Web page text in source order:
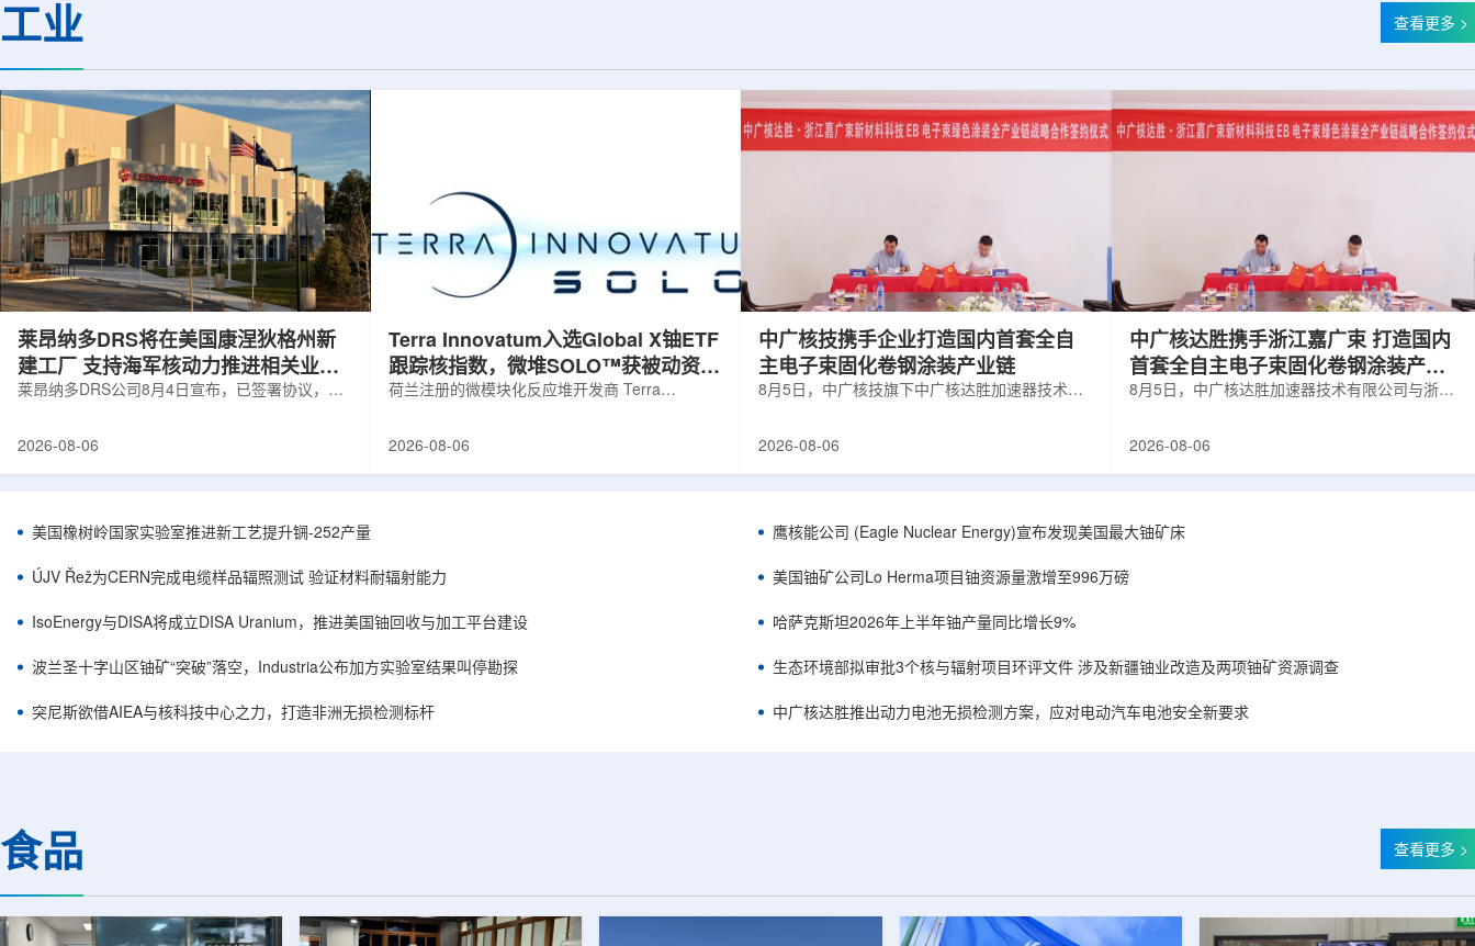
相互作用，它能够几乎不受影响地穿过
等离子体，精确记录初始状态的信息。
克在...
工业 查看更多 >
莱昂纳多DRS将在美国康涅狄格州新
建工厂 支持海军核动力推进相关业务
增长
莱昂纳多DRS公司8月4日宣布，已签署协议，将
并为公司在核能领域的后续增长提供空间和基础
尔德帕克里奇路120号，占地约14.1087万平方英
尺。工厂建成后，将整合目前分布在康涅狄格州
丹伯里和贝瑟尔三个地点的业务。该设施预计于
2027年初投入使用，若最终设计和租户装修工...
2026-08-06
Terra Innovatum入选Global X铀ETF
跟踪核指数，微堆SOLO™获被动资金
曝光
荷兰注册的微模块化反应堆开发商 Terra
Arca: URA，资管超50亿美元)的跟踪基准，本次
与 Cameco、Kazatomprom、Centrus、Oklo、
NuScale、X-energy、三菱重...
2026-08-06
中广核技携手企业打造国内首套全自
主电子束固化卷钢涂装产业链
8月5日，中广核技旗下中广核达胜加速器技术有
规模化量产工艺能力，双方合力建成国内首套全
整产业链，标志我国彩涂行业正式进入无溶剂、
零VOC(挥发性有机化合物)、常温绿色固化新时
代。中广核达胜与浙江嘉广束签署电子束固化卷
钢涂装战略合作协议电子束固化是...
2026-08-06
中广核达胜携手浙江嘉广束 打造国内
首套全自主电子束固化卷钢涂装产业
链
8月5日，中广核达胜加速器技术有限公司与浙江
艺能力，双方合力建成国内首套全流程自主可
标志我国彩涂行业正式进入无溶剂、零VOC(挥发
性有机化合物)、常温绿色固化新时代。▲中广核
2026-08-06
美国橡树岭国家实验室推进新工艺提升锎-252产量
ÚJV Řež为CERN完成电缆样品辐照测试 验证材料耐辐射能力
IsoEnergy与DISA将成立DISA Uranium，推进美国铀回收与加工平台建设
波兰圣十字山区铀矿“突破”落空，Industria公布加方实验室结果叫停勘探
突尼斯欲借AIEA与核科技中心之力，打造非洲无损检测标杆
鹰核能公司 (Eagle Nuclear Energy)宣布发现美国最大铀矿床
美国铀矿公司Lo Herma项目铀资源量激增至996万磅
哈萨克斯坦2026年上半年铀产量同比增长9%
生态环境部拟审批3个核与辐射项目环评文件 涉及新疆铀业改造及两项铀矿资源调查
中广核达胜推出动力电池无损检测方案，应对电动汽车电池安全新要求
食品 查看更多 >